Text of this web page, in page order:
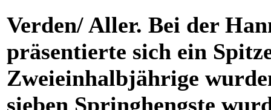
Verden/ Aller. Bei der
präsentierte sich ein
Zweieinhalbjährige
sieben Springhengste